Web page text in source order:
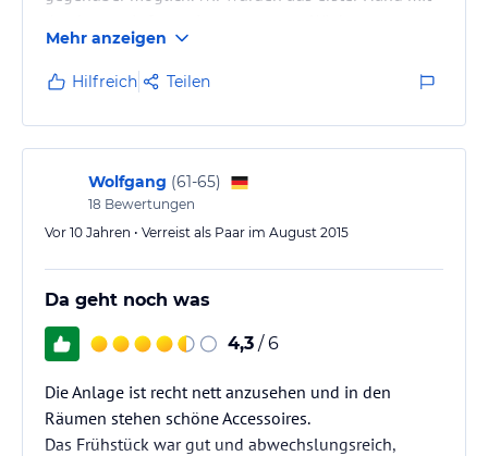
wieder!
Mehr anzeigen
Hilfreich Teilen
Wolfgang (61-65)
18 Bewertungen
Vor 10 Jahren • Verreist als Paar im August 2015
Da geht noch was
4,3 / 6
Die Anlage ist recht nett anzusehen und in den
Räumen stehen schöne Accessoires.
Das Frühstück war gut und abwechslungsreich,